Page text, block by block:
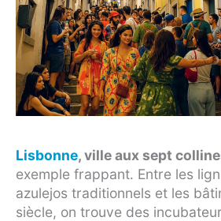
Lisbonne, ville aux sept
exemple frappant. Entre les
azulejos traditionnels et les
siècle, on trouve des